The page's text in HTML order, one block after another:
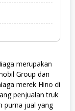
merupakan
Group dan
merek Hino di
penjualan truk
purna jual yang